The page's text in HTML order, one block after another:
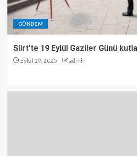
GÜNDEM
Siirt’te 19 Eylül Gaziler Günü
Eylül 19, 2025 admin